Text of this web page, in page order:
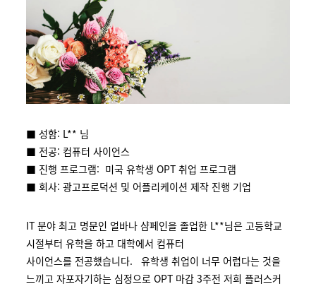
■ 성함: L** 님
■ 전공: 컴퓨터 사이언스
■ 진행 프로그램: 미국 유학생 OPT 취업 프로그램
■ 회사: 광고프로덕션 및 어플리케이션 제작 진행 기업
IT 분야 최고 명문인 얼바나 샴페인을 졸업한 L**님은 고등학교
시절부터 유학을 하고 대학에서 컴퓨터
사이언스를 전공했습니다. 유학생 취업이 너무 어렵다는 것을
느끼고 자포자기하는 심정으로 OPT 마감 3주전 저희 플러스커